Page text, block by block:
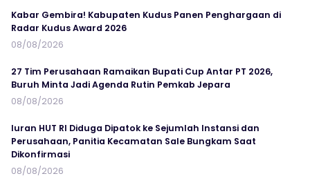
Kabar Gembira! Kabupaten Kudus Panen Penghargaan di
Radar Kudus Award 2026
08/08/2026
27 Tim Perusahaan Ramaikan Bupati Cup Antar PT 2026,
Buruh Minta Jadi Agenda Rutin Pemkab Jepara
08/08/2026
Iuran HUT RI Diduga Dipatok ke Sejumlah Instansi dan
Perusahaan, Panitia Kecamatan Sale Bungkam Saat
Dikonfirmasi
08/08/2026